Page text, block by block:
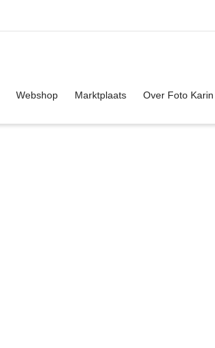
Webshop Marktplaats Over Foto Karin